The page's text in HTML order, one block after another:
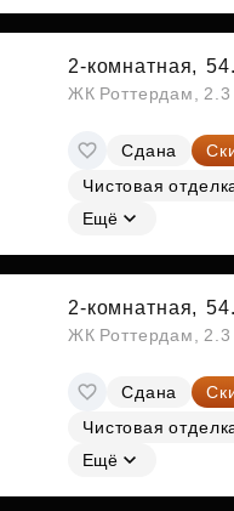
2-комнатная,
ЖК Роттердам,
Сдана
Чистовая
Ещё
2-комнатная,
ЖК Роттердам,
Сдана
Чистовая
Ещё